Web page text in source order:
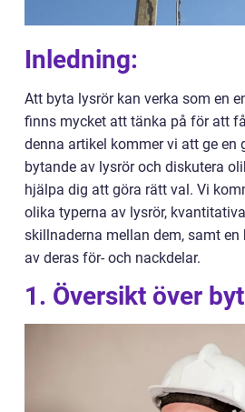
Inledning:
Att byta lysrör kan verka som en
finns mycket att tänka på för att
denna artikel kommer vi att ge en
bytande av lysrör och diskutera
hjälpa dig att göra rätt val. Vi
olika typerna av lysrör,
skillnaderna mellan dem, samt
av deras för- och nackdelar.
1. Översikt över